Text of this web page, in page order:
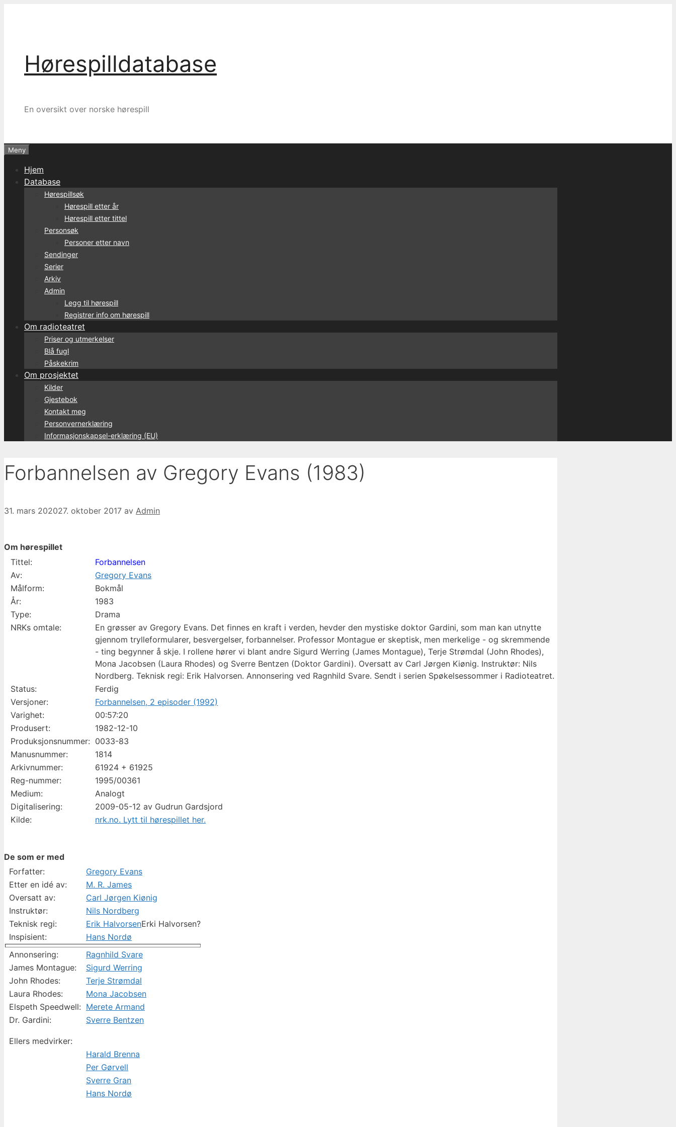
Hørespilldatabase
En oversikt over norske hørespill
Meny
Hjem
Database
Hørespillsøk
Hørespill etter år
Hørespill etter tittel
Personsøk
Personer etter navn
Sendinger
Serier
Arkiv
Admin
Legg til hørespill
Registrer info om hørespill
Om radioteatret
Priser og utmerkelser
Blå fugl
Påskekrim
Om prosjektet
Kilder
Gjestebok
Kontakt meg
Personvernerklæring
Informasjonskapsel-erklæring (EU)
Forbannelsen av Gregory Evans (1983)
31. mars 202027. oktober 2017 av Admin
Om hørespillet
Tittel:
Forbannelsen
Av:
Gregory Evans
Målform:
Bokmål
År:
1983
Type:
Drama
NRKs omtale:
En grøsser av Gregory Evans. Det finnes en kraft i verden, hevder den mystiske doktor Gardini, som man kan utnytte
gjennom trylleformularer, besvergelser, forbannelser. Professor Montague er skeptisk, men merkelige - og skremmende
- ting begynner å skje. I rollene hører vi blant andre Sigurd Werring (James Montague), Terje Strømdal (John Rhodes),
Mona Jacobsen (Laura Rhodes) og Sverre Bentzen (Doktor Gardini). Oversatt av Carl Jørgen Kiønig. Instruktør: Nils
Nordberg. Teknisk regi: Erik Halvorsen. Annonsering ved Ragnhild Svare. Sendt i serien Spøkelsessommer i Radioteatret.
Status:
Ferdig
Versjoner:
Forbannelsen, 2 episoder (1992)
Varighet:
00:57:20
Produsert:
1982-12-10
Produksjonsnummer: 0033-83
Manusnummer:
1814
Arkivnummer:
61924 + 61925
Reg-nummer:
1995/00361
Medium:
Analogt
Digitalisering:
2009-05-12 av Gudrun Gardsjord
Kilde:
nrk.no. Lytt til hørespillet her.
De som er med
Forfatter:
Gregory Evans
Etter en idé av:
M. R. James
Oversatt av:
Carl Jørgen Kiønig
Instruktør:
Nils Nordberg
Teknisk regi:
Erik HalvorsenErki Halvorsen?
Inspisient:
Hans Nordø
Annonsering:
Ragnhild Svare
James Montague:
Sigurd Werring
John Rhodes:
Terje Strømdal
Laura Rhodes:
Mona Jacobsen
Elspeth Speedwell: Merete Armand
Dr. Gardini:
Sverre Bentzen
Ellers medvirker:
Harald Brenna
Per Gørvell
Sverre Gran
Hans Nordø